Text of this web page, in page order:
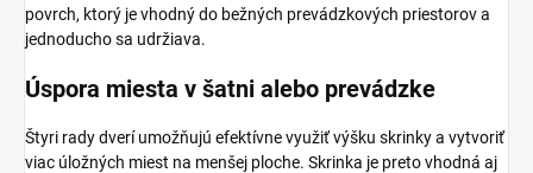
povrch, ktorý je vhodný do bežných prevádzkových priestorov a
jednoducho sa udržiava.
Úspora miesta v šatni alebo prevádzke
Štyri rady dverí umožňujú efektívne využiť výšku skrinky a vytvoriť
viac úložných miest na menšej ploche. Skrinka je preto vhodná aj